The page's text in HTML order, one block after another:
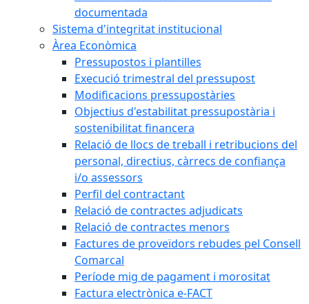
documentada
Sistema d'integritat institucional
Àrea Econòmica
Pressupostos i plantilles
Execució trimestral del pressupost
Modificacions pressupostàries
Objectius d'estabilitat pressupostària i
sostenibilitat financera
Relació de llocs de treball i retribucions del
personal, directius, càrrecs de confiança
i/o assessors
Perfil del contractant
Relació de contractes adjudicats
Relació de contractes menors
Factures de proveïdors rebudes pel Consell
Comarcal
Període mig de pagament i morositat
Factura electrònica e-FACT